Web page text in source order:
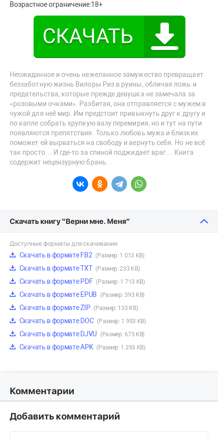
Возрастное ограничение:18+
Неожиданное и очень нежеланное замужество превращает
беззаботную жизнь Вилоры Риз в руины, обличая ложь и
предательства, которые прежде девушка не замечала за
«розовыми очками». Разбитая, она отправляется с мужем в
чужой для неё мир. Им предстоит привыкнуть друг к другу и
по капле собрать хрупкую вазу перемирия, но и тут на пути
появляются препятствия. Только любовь мужа и близких
поможет ей вырваться на свободу и вернуть себя. Но не всё
так просто… И где-то за спиной поджидает враг… Книга
содержит нецензурную брань.
Скачать книгу “Верни мне. Меня”
Доступные форматы для скачивания:
Скачать в формате FB2 (Размер: 1 013 KB)
Скачать в формате TXT (Размер: 233 KB)
Скачать в формате PDF (Размер: 1 713 KB)
Скачать в формате EPUB (Размер: 393 KB)
Скачать в формате ZIP (Размер: 133 KB)
Скачать в формате DOC (Размер: 1 993 KB)
Скачать в формате DJVU (Размер: 673 KB)
Скачать в формате APK (Размер: 1 293 KB)
Комментарии
Добавить комментарий